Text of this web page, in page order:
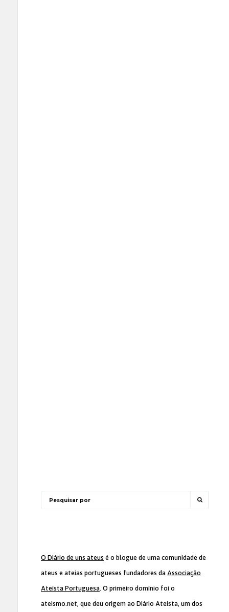
O Diário de uns ateus é o blogue de uma comunidade de
ateus e ateias portugueses fundadores da Associação
Ateísta Portuguesa. O primeiro domínio foi o
ateismo.net, que deu origem ao Diário Ateísta, um dos